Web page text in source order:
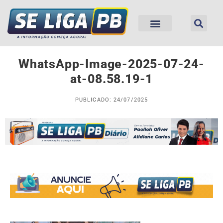
WhatsApp-Image-2025-07-24-
at-08.58.19-1
PUBLICADO: 24/07/2025